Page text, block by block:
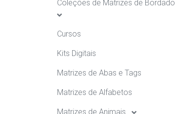
Coleções de Matrizes de Bordado
Cursos
Kits Digitais
Matrizes de Abas e Tags
Matrizes de Alfabetos
Matrizes de Animais